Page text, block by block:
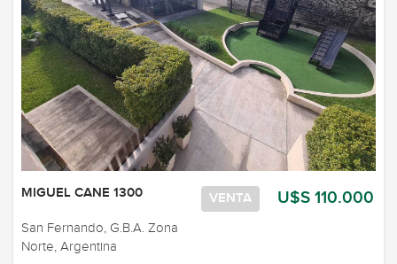
U$S 110.000
VENTA
MIGUEL CANE 1300
San Fernando, G.B.A. Zona
Norte, Argentina